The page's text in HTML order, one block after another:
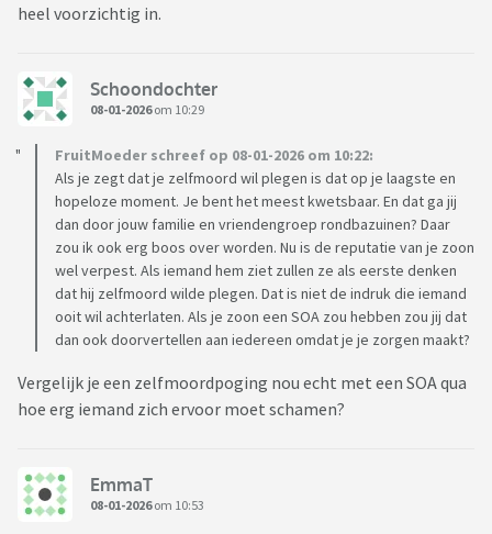
heel voorzichtig in.
Schoondochter
08-01-2026om 10:29
FruitMoeder schreef op 08-01-2026 om 10:22:
Als je zegt dat je zelfmoord wil plegen is dat op je laagste en
hopeloze moment. Je bent het meest kwetsbaar. En dat ga jij
dan door jouw familie en vriendengroep rondbazuinen? Daar
zou ik ook erg boos over worden. Nu is de reputatie van je zoon
wel verpest. Als iemand hem ziet zullen ze als eerste denken
dat hij zelfmoord wilde plegen. Dat is niet de indruk die iemand
ooit wil achterlaten. Als je zoon een SOA zou hebben zou jij dat
dan ook doorvertellen aan iedereen omdat je je zorgen maakt?
Vergelijk je een zelfmoordpoging nou echt met een SOA qua
hoe erg iemand zich ervoor moet schamen?
EmmaT
08-01-2026om 10:53